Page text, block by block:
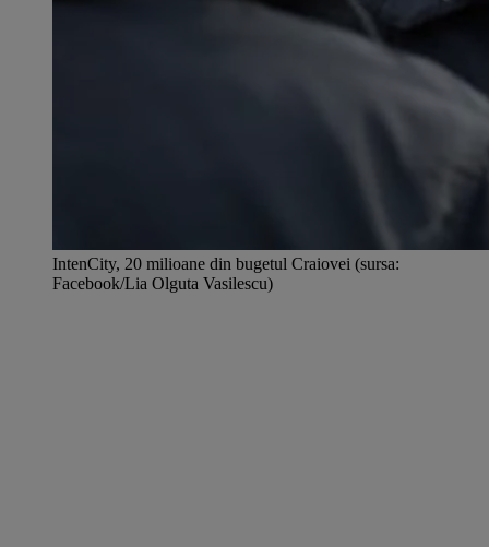
IntenCity, 20 milioane din bugetul Craiovei (sursa:
Facebook/Lia Olguta Vasilescu)